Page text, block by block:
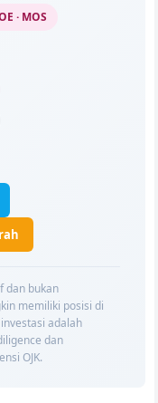
· MOS
dan bukan
memiliki posisi di
adalah
dan
OJK.